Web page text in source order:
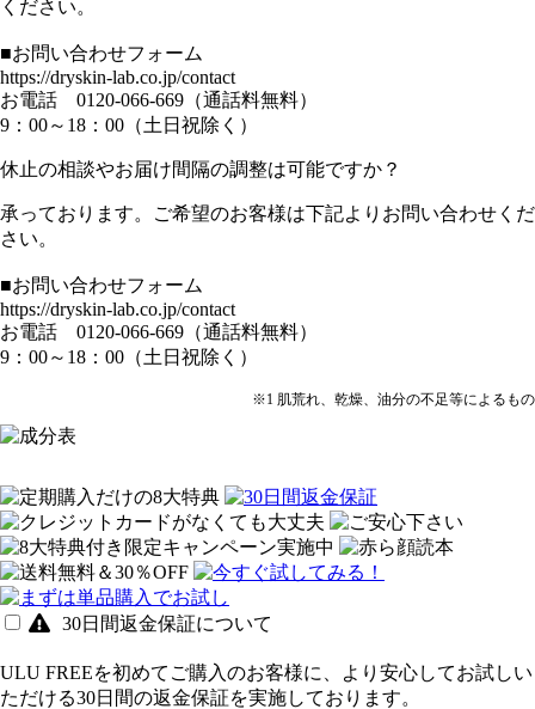
ください。
■お問い合わせフォーム
https://dryskin-lab.co.jp/contact
お電話 0120-066-669（通話料無料）
9：00～18：00（土日祝除く）
休止の相談やお届け間隔の調整は可能ですか？
承っております。ご希望のお客様は下記よりお問い合わせくだ
さい。
■お問い合わせフォーム
https://dryskin-lab.co.jp/contact
お電話 0120-066-669（通話料無料）
9：00～18：00（土日祝除く）
※1 肌荒れ、乾燥、油分の不足等によるもの
30日間返金保証について
ULU FREEを初めてご購入のお客様に、より安心してお試しい
ただける30日間の返金保証を実施しております。